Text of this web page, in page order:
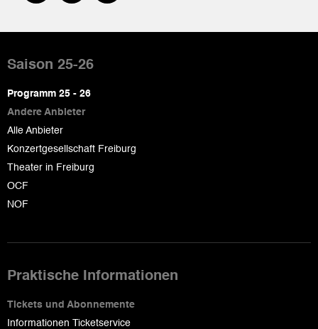
de
page
Saison 25-26
Programm 25 - 26
Andere Anbieter
Alle Anbieter
Konzertgesellschaft Freiburg
Theater in Freiburg
OCF
NOF
Praktische Informationen
Tickets und Abonnemente
Informationen Ticketservice